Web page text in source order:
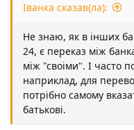
Іванка сказав(ла):
Не знаю, як в інших
24, є переказ між
між "своіми". І часто
наприклад, для
потрібно самому
батькові.